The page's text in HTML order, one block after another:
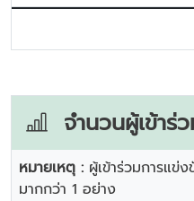
จำนวนผู้เข้าร่ว
หมายเหตุ : ผู้เข้าร่วมการแข่
มากกว่า 1 อย่าง